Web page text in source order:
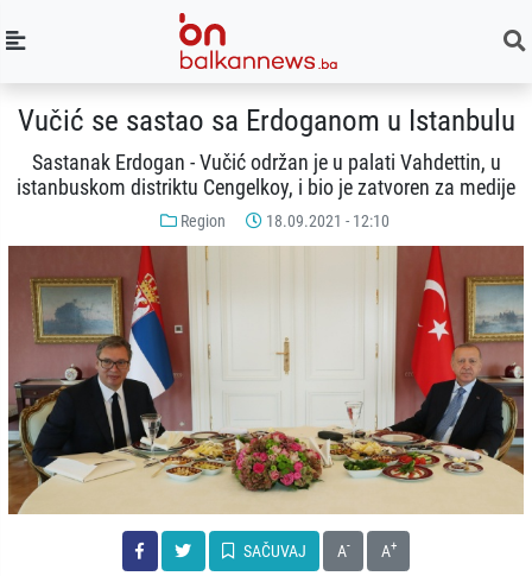
Vučić se sastao sa Erdoganom u Istanbulu
Sastanak Erdogan - Vučić održan je u palati Vahdettin, u
istanbuskom distriktu Cengelkoy, i bio je zatvoren za medije
Region 18.09.2021 - 12:10
SAČUVAJ A- A+